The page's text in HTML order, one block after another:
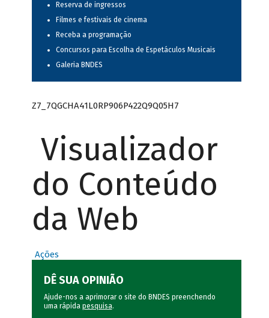
Reserva de ingressos
Filmes e festivais de cinema
Receba a programação
Concursos para Escolha de Espetáculos Musicais
Galeria BNDES
Z7_7QGCHA41L0RP906P422Q9Q05H7
Visualizador
do Conteúdo
da Web
Ações
DÊ SUA OPINIÃO
Ajude-nos a aprimorar o site do BNDES preenchendo
uma rápida pesquisa.